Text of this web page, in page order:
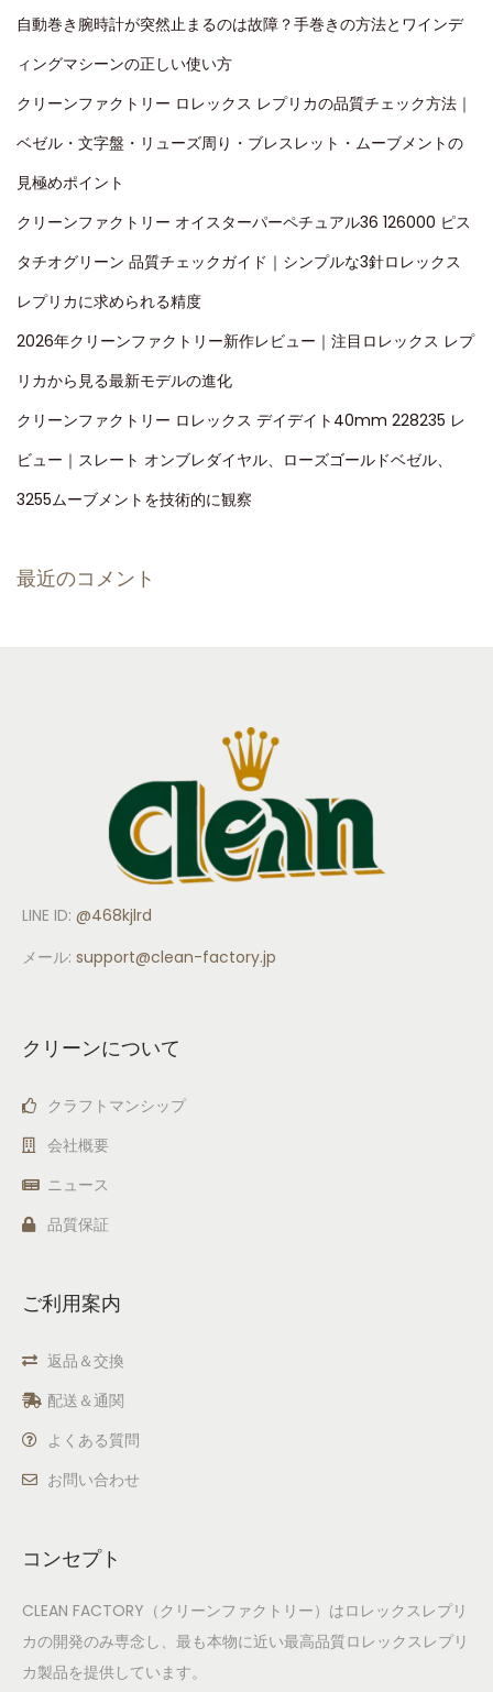
自動巻き腕時計が突然止まるのは故障？手巻きの方法とワインデ
ィングマシーンの正しい使い方
クリーンファクトリー ロレックス レプリカの品質チェック方法｜
ベゼル・文字盤・リューズ周り・ブレスレット・ムーブメントの
見極めポイント
クリーンファクトリー オイスターパーペチュアル36 126000 ピス
タチオグリーン 品質チェックガイド｜シンプルな3針ロレックス
レプリカに求められる精度
2026年クリーンファクトリー新作レビュー｜注目ロレックス レプ
リカから見る最新モデルの進化
クリーンファクトリー ロレックス デイデイト40mm 228235 レ
ビュー｜スレート オンブレダイヤル、ローズゴールドベゼル、
3255ムーブメントを技術的に観察
最近のコメント
LINE ID: @468kjlrd
メール: support@clean-factory.jp
クリーンについて
クラフトマンシップ
会社概要
ニュース
品質保証
ご利用案内
返品＆交換
配送＆通関
よくある質問
お問い合わせ
コンセプト
CLEAN FACTORY（クリーンファクトリー）はロレックスレプリ
カの開発のみ専念し、最も本物に近い最高品質ロレックスレプリ
カ製品を提供しています。